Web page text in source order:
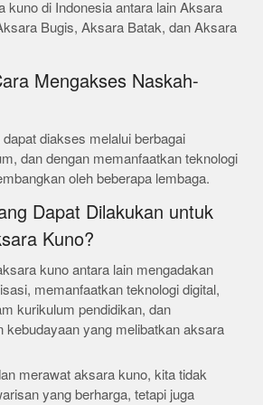
kuno di Indonesia antara lain Aksara
Bugis, Aksara Batak, dan Aksara
Mengakses Naskah-
diakses melalui berbagai
dan dengan memanfaatkan teknologi
oleh beberapa lembaga.
Dapat Dilakukan untuk
Kuno?
kuno antara lain mengadakan
memanfaatkan teknologi digital,
kurikulum pendidikan, dan
kebudayaan yang melibatkan aksara
merawat aksara kuno, kita tidak
yang berharga, tetapi juga